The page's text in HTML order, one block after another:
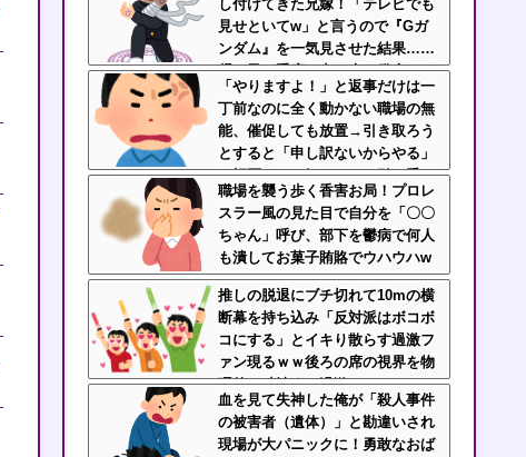
し付けてきた兄嫁！「テレビでも
見せといてw」と言うので『Gガ
ンダム』を一気見させた結果……
甥っ子が重度の中二病を発症して
家で大暴れｗｗ
「やりますよ！」と返事だけは一
丁前なのに全く動かない職場の無
能、催促しても放置→引き取ろう
とすると「申し訳ないからやる」
と拒否…やる気ないなら引き受け
るなよ・・・
職場を襲う歩く香害お局！プロレ
スラー風の見た目で自分を「〇〇
ちゃん」呼び、部下を鬱病で何人
も潰してお菓子賄賂でウハウハw
ｗｗ
推しの脱退にブチ切れて10mの横
断幕を持ち込み「反対派はボコボ
コにする」とイキり散らす過激フ
ァン現るｗｗ後ろの席の視界を物
理的に破壊する過激ファンにイラ
イラが止まらん
血を見て失神した俺が「殺人事件
の被害者（遺体）」と勘違いされ
現場が大パニックに！勇敢なおば